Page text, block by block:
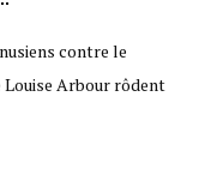
contre le
Louise Arbour rôdent